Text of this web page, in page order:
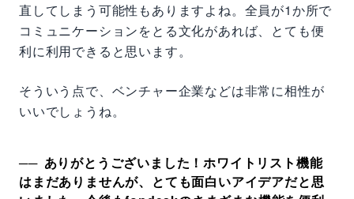
直してしまう可能性もありますよね。全員が1か所で
コミュニケーションをとる文化があれば、とても便
利に利用できると思います。
そういう点で、ベンチャー企業などは非常に相性が
いいでしょうね。
ありがとうございました！ホワイトリスト機能
はまだありませんが、とても面白いアイデアだと思